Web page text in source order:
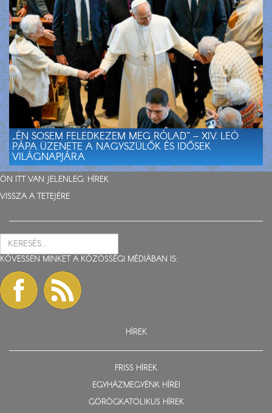
„ÉN SOSEM FELEDKEZEM MEG RÓLAD” – XIV. LEÓ
PÁPA ÜZENETE A NAGYSZÜLŐK ÉS IDŐSEK
VILÁGNAPJÁRA
ÖN ITT VAN JELENLEG: HÍREK
VISSZA A TETEJÉRE
KÖVESSEN MINKET A KÖZÖSSÉGI MÉDIÁBAN IS:
HÍREK
FRISS HÍREK
EGYHÁZMEGYÉNK HÍREI
GÖRÖGKATOLIKUS HÍREK